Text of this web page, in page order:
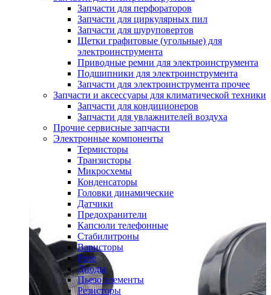
Запчасти для перфораторов
Запчасти для циркулярных пил
Запчасти для шуруповертов
Щетки графитовые (угольные) для
электроинструмента
Приводные ремни для электроинструмента
Подшипники для электроинструмента
Запчасти для электроинструмента прочее
Запчасти и аксессуары для климатической техники
Запчасти для кондиционеров
Запчасти для увлажнителей воздуха
Прочие сервисные запчасти
Электронные компоненты
Термисторы
Транзисторы
Микросхемы
Конденсаторы
Головки динамические
Датчики
Предохранители
Капсюли телефонные
Стабилитроны
Варисторы
Реле
Диоды
Пьезо элементы
Резисторы